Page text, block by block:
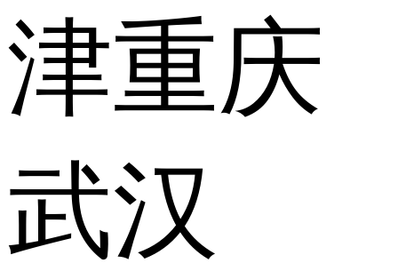
津重庆
武汉